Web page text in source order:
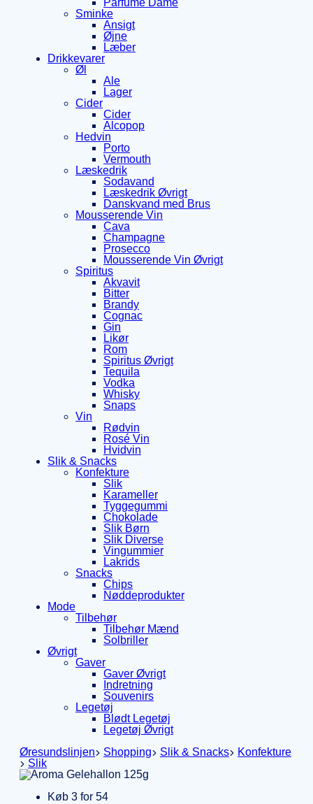
Parfume Dame
Sminke
Ansigt
Øjne
Læber
Drikkevarer
Øl
Ale
Lager
Cider
Cider
Alcopop
Hedvin
Porto
Vermouth
Læskedrik
Sodavand
Læskedrik Øvrigt
Danskvand med Brus
Mousserende Vin
Cava
Champagne
Prosecco
Mousserende Vin Øvrigt
Spiritus
Akvavit
Bitter
Brandy
Cognac
Gin
Likør
Rom
Spiritus Øvrigt
Tequila
Vodka
Whisky
Snaps
Vin
Rødvin
Rosé Vin
Hvidvin
Slik & Snacks
Konfekture
Slik
Karameller
Tyggegummi
Chokolade
Slik Børn
Slik Diverse
Vingummier
Lakrids
Snacks
Chips
Nøddeprodukter
Mode
Tilbehør
Tilbehør Mænd
Solbriller
Øvrigt
Gaver
Gaver Øvrigt
Indretning
Souvenirs
Legetøj
Blødt Legetøj
Legetøj Øvrigt
Øresundslinjen
Shopping Slik & Snacks
Konfekture
Slik
Køb 3 for 54